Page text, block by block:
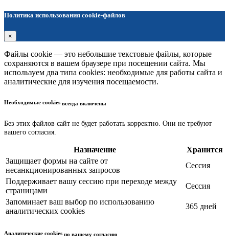
Политика использования cookie-файлов
×
Файлы cookie — это небольшие текстовые файлы, которые
сохраняются в вашем браузере при посещении сайта. Мы
используем два типа cookies: необходимые для работы сайта и
аналитические для изучения посещаемости.
Необходимые cookies всегда включены
Без этих файлов сайт не будет работать корректно. Они не требуют
вашего согласия.
Назначение
Хранится
Защищает формы на сайте от
несанкционированных запросов
Сессия
Поддерживает вашу сессию при переходе между
страницами
Сессия
Запоминает ваш выбор по использованию
аналитических cookies
365 дней
Аналитические cookies по вашему согласию